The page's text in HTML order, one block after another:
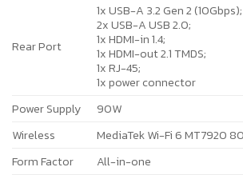
Rear Port
1x USB-A 3.2 Gen 2 (10Gbps);
2x USB-A USB 2.0;
1x HDMI-in 1.4;
1x HDMI-out 2.1 TMDS;
1x RJ-45;
1x power connector
Power Supply
90W
Wireless
MediaTek Wi-Fi 6 MT7920
Form Factor
All-in-one